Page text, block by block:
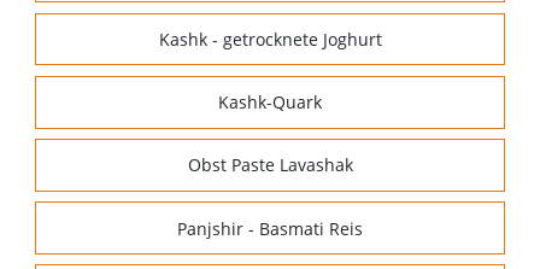
Kashk - getrocknete Joghurt
Kashk-Quark
Obst Paste Lavashak
Panjshir - Basmati Reis